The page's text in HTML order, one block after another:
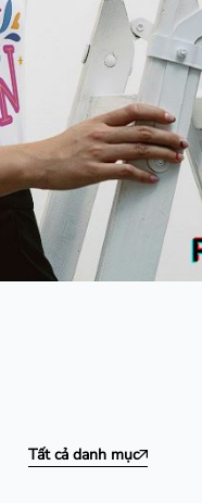
Tất cả danh mục